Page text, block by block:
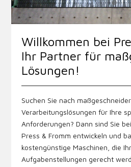
Willkommen bei
Ihr Partner für
Lösungen!
Suchen Sie nach
Verarbeitungslösungen für Ihre
Anforderungen? Dann sind Sie
Press & Fromm entwickeln und
kostengünstige Maschinen, die
Aufgabenstellungen gerecht